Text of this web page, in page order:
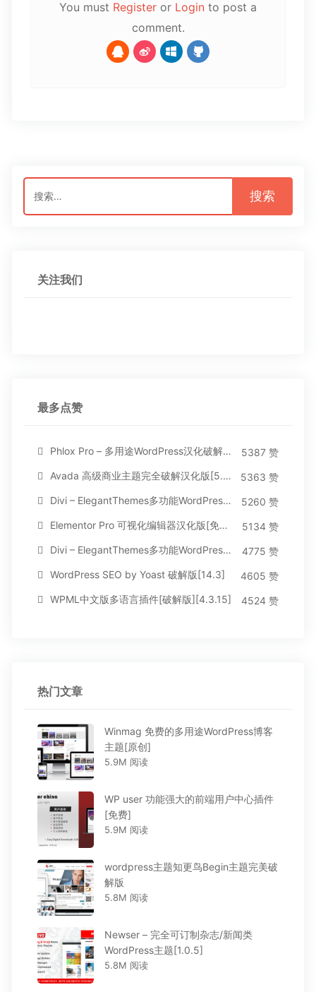
You must Register or Login to post a
comment.
搜
索：
关注我们
最多点赞
Phlox Pro – 多用途WordPress汉化破解主题[5.1.12]
5387 赞
Avada 高级商业主题完全破解汉化版[5.8.2]
5363 赞
Divi – ElegantThemes多功能WordPress主题[汉化版4.4.2]
5260 赞
Elementor Pro 可视化编辑器汉化版[免费持续更新]
5134 赞
Divi – ElegantThemes多功能WordPress主题[汉化版3.1.95]
4775 赞
WordPress SEO by Yoast 破解版[14.3]
4605 赞
WPML中文版多语言插件[破解版][4.3.15]
4524 赞
热门文章
Winmag 免费的多用途WordPress博客
主题[原创]
5.9M 阅读
WP user 功能强大的前端用户中心插件
[免费]
5.9M 阅读
wordpress主题知更鸟Begin主题完美破
解版
5.8M 阅读
Newser – 完全可订制杂志/新闻类
WordPress主题[1.0.5]
5.8M 阅读